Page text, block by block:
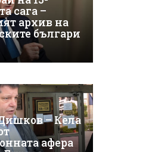
сага –
архив на
българи
– Кела
афера